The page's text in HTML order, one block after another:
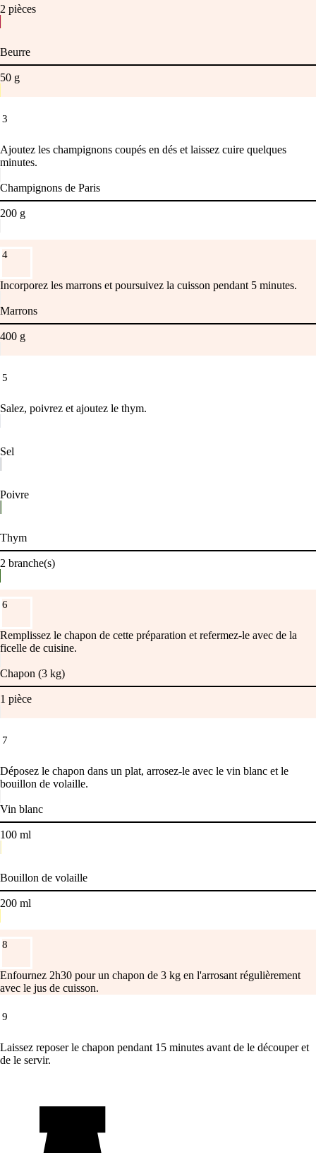
2 pièces
Beurre
50 g
3
Ajoutez les champignons coupés en dés et laissez cuire quelques
minutes.
Champignons de Paris
200 g
4
Incorporez les marrons et poursuivez la cuisson pendant 5 minutes.
Marrons
400 g
5
Salez, poivrez et ajoutez le thym.
Sel
Poivre
Thym
2 branche(s)
6
Remplissez le chapon de cette préparation et refermez-le avec de la
ficelle de cuisine.
Chapon (3 kg)
1 pièce
7
Déposez le chapon dans un plat, arrosez-le avec le vin blanc et le
bouillon de volaille.
Vin blanc
100 ml
Bouillon de volaille
200 ml
8
Enfournez 2h30 pour un chapon de 3 kg en l'arrosant régulièrement
avec le jus de cuisson.
9
Laissez reposer le chapon pendant 15 minutes avant de le découper et
de le servir.